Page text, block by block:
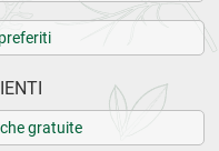
gratuite